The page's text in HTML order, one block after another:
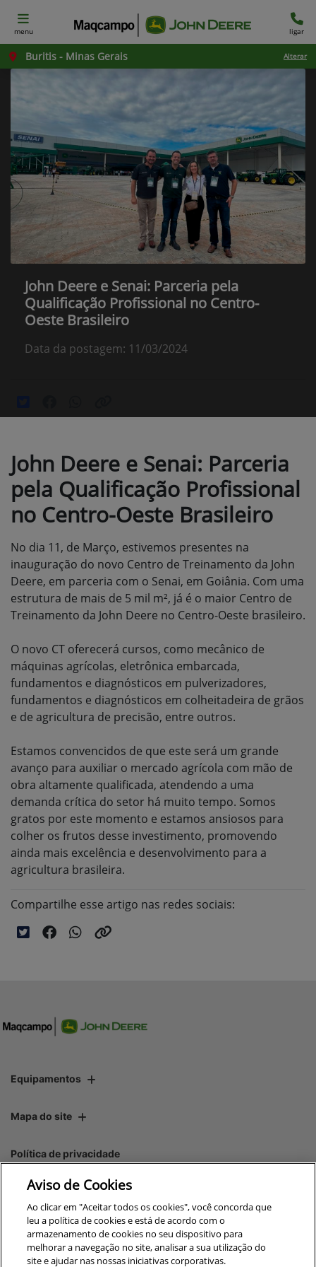
menu ligar
Buritis - Minas Gerais Alterar
John Deere e Senai: Parceria pela
Qualificação Profissional no Centro-
Oeste Brasileiro
Data da postagem: 11/03/2024
John Deere e Senai: Parceria
pela Qualificação Profissional
no Centro-Oeste Brasileiro
No dia 11, de Março, estivemos presentes na
inauguração do novo Centro de Treinamento da John
Deere, em parceria com o Senai, em Goiânia. Com uma
estrutura de mais de 5 mil m², já é o maior Centro de
Treinamento da John Deere no Centro-Oeste brasileiro.
O novo CT oferecerá cursos, como mecânico de
máquinas agrícolas, eletrônica embarcada,
fundamentos e diagnósticos em pulverizadores,
fundamentos e diagnósticos em colheitadeira de grãos
e de agricultura de precisão, entre outros.
Estamos convencidos de que este será um grande
avanço para auxiliar o mercado agrícola com mão de
obra altamente qualificada, atendendo a uma
demanda crítica do setor há muito tempo. Somos
gratos por este momento e estamos ansiosos para
colher os frutos desse investimento, promovendo
ainda mais excelência e desenvolvimento para a
agricultura brasileira.
Compartilhe esse artigo nas redes sociais:
Equipamentos
Mapa do site
Política de privacidade
CNPJ: 00.970.771/0010-00
Aviso de Cookies
Ao clicar em "Aceitar todos os cookies", você concorda que
leu a política de cookies e está de acordo com o
armazenamento de cookies no seu dispositivo para
melhorar a navegação no site, analisar a sua utilização do
site e ajudar nas nossas iniciativas corporativas.